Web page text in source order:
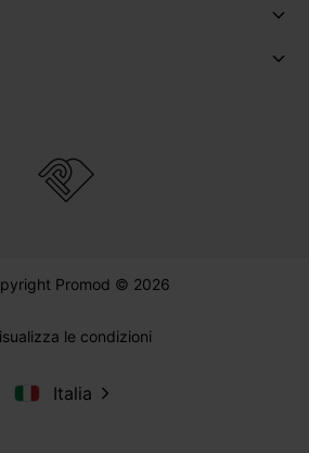
Promod © 2026
le condizioni
Italia